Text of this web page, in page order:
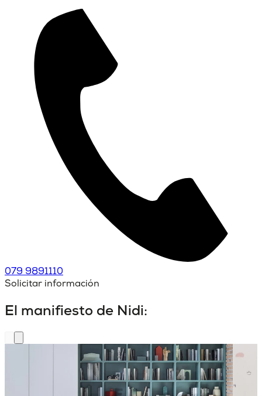
079 9891110
Solicitar información
El manifiesto de Nidi: